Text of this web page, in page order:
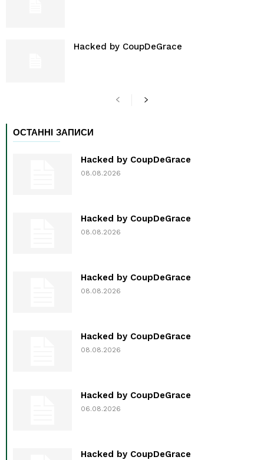
Hacked by CoupDeGrace
ОСТАННІ ЗАПИСИ
Hacked by CoupDeGrace
08.08.2026
Hacked by CoupDeGrace
08.08.2026
Hacked by CoupDeGrace
08.08.2026
Hacked by CoupDeGrace
08.08.2026
Hacked by CoupDeGrace
06.08.2026
Hacked by CoupDeGrace